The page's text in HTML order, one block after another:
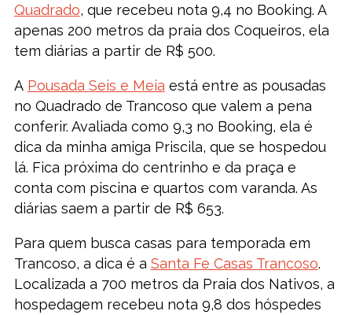
Quadrado, que recebeu nota 9,4 no Booking. A
apenas 200 metros da praia dos Coqueiros, ela
tem diárias a partir de R$ 500.
A Pousada Seis e Meia está entre as pousadas
no Quadrado de Trancoso que valem a pena
conferir. Avaliada como 9,3 no Booking, ela é
dica da minha amiga Priscila, que se hospedou
lá. Fica próxima do centrinho e da praça e
conta com piscina e quartos com varanda. As
diárias saem a partir de R$ 653.
Para quem busca casas para temporada em
Trancoso, a dica é a Santa Fe Casas Trancoso.
Localizada a 700 metros da Praia dos Nativos, a
hospedagem recebeu nota 9,8 dos hóspedes